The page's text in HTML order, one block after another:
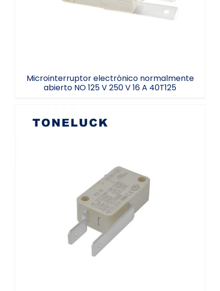
Microinterruptor electrónico normalmente
abierto NO 125 V 250 V 16 A 40T125
Microinterruptor normalmente cerrado
SPST 40T125 IEC 60335-1 UL 94V-0